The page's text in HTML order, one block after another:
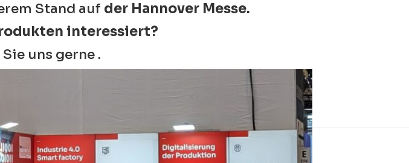
Stand auf der Hannover Messe.
interessiert?
Sie uns gerne .